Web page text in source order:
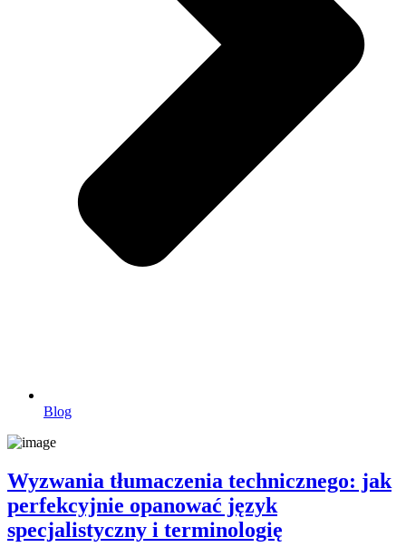
Blog
Wyzwania tłumaczenia technicznego: jak
perfekcyjnie opanować język
specjalistyczny i terminologię